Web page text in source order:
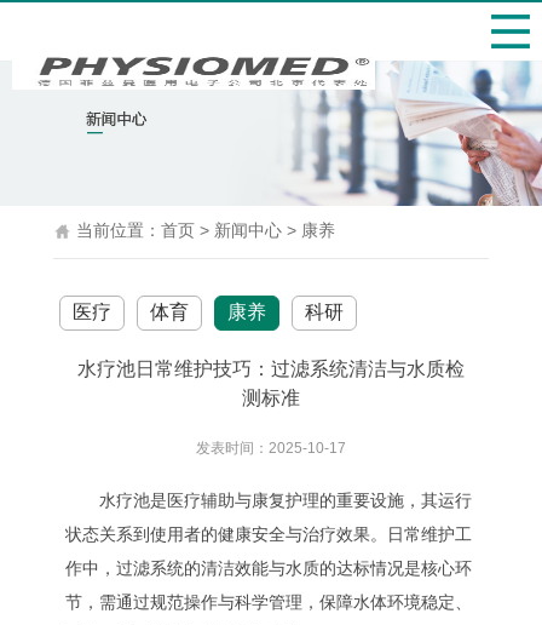
当前位置： 首页 > 新闻中心 > 康养
医疗 体育 康养 科研
水疗池日常维护技巧：过滤系统清洁与水质检
测标准
发表时间：2025-10-17
水疗池是医疗辅助与康复护理的重要设施，其运行
状态关系到使用者的健康安全与治疗效果。日常维护工
作中，过滤系统的清洁效能与水质的达标情况是核心环
节，需通过规范操作与科学管理，保障水体环境稳定、